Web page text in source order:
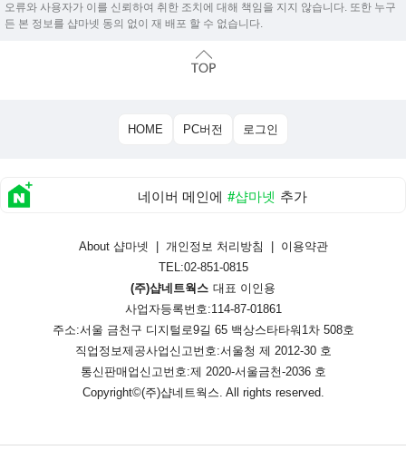
오류와 사용자가 이를 신뢰하여 취한 조치에 대해 책임을 지지 않습니다. 또한 누구
든 본 정보를 샵마넷 동의 없이 재 배포 할 수 없습니다.
HOME PC버전 로그인
네이버 메인에 #샵마넷 추가
About 샵마넷 개인정보 처리방침
이용약관
TEL:02-851-0815
(주)샵네트웍스 대표 이인용
사업자등록번호:114-87-01861
주소:서울 금천구 디지털로9길 65 백상스타타워1차 508호
직업정보제공사업신고번호:서울청 제 2012-30 호
통신판매업신고번호:제 2020-서울금천-2036 호
Copyright©(주)샵네트웍스. All rights reserved.